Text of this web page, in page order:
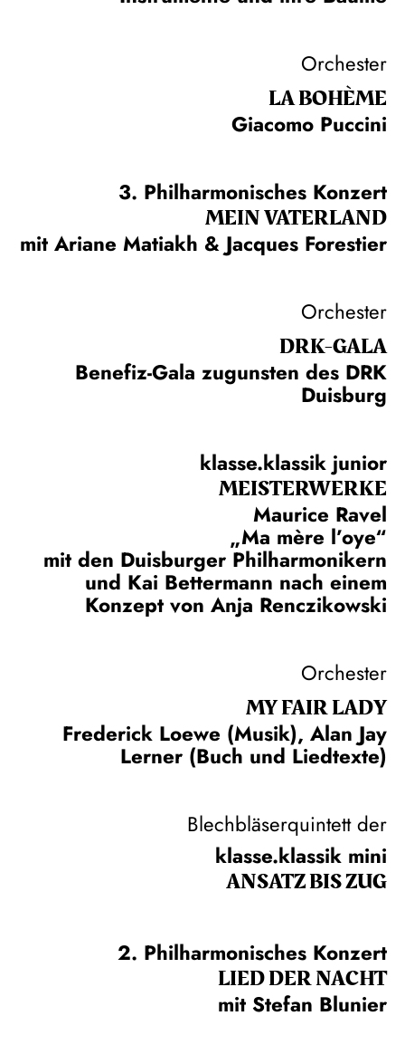
Orchester
LA BOHÈME
Giacomo Puccini
3. Philharmonisches Konzert
MEIN VATERLAND
mit Ariane Matiakh & Jacques Forestier
Orchester
DRK-GALA
Benefiz-Gala zugunsten des DRK
Duisburg
klasse.klassik junior
MEISTERWERKE
Maurice Ravel
„Ma mère l’oye“
mit den Duisburger Philharmonikern
und Kai Bettermann nach einem
Konzept von Anja Renczikowski
Orchester
MY FAIR LADY
Frederick Loewe (Musik), Alan Jay
Lerner (Buch und Liedtexte)
Blechbläserquintett der
klasse.klassik mini
ANSATZ BIS ZUG
2. Philharmonisches Konzert
LIED DER NACHT
mit Stefan Blunier